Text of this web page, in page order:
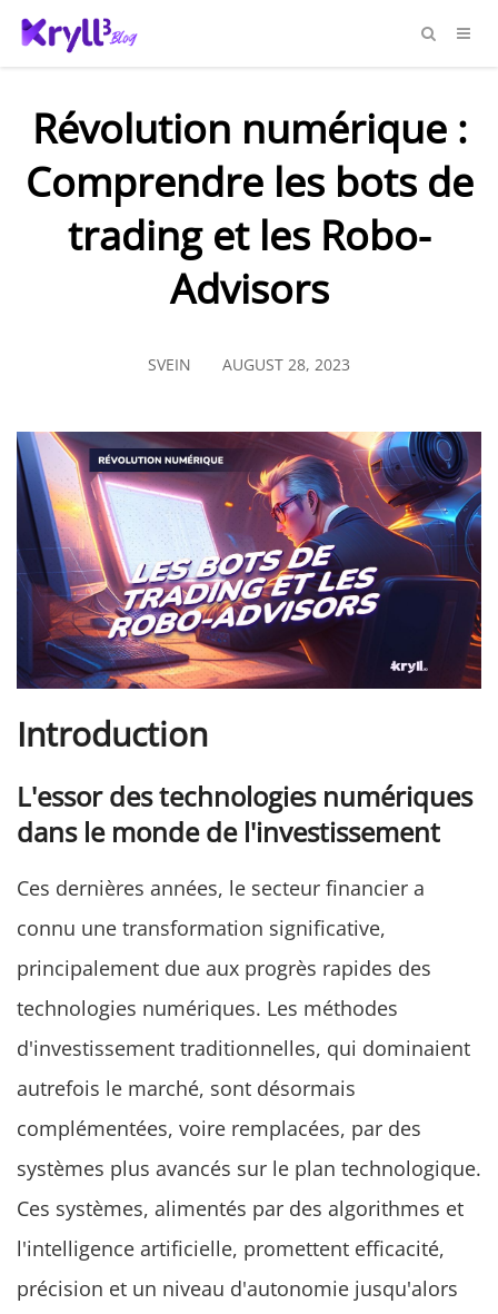
Révolution numérique :
Comprendre les bots de
trading et les Robo-
Advisors
SVEIN AUGUST 28, 2023
Introduction
L'essor des technologies numériques
dans le monde de l'investissement
Ces dernières années, le secteur financier a
connu une transformation significative,
principalement due aux progrès rapides des
technologies numériques. Les méthodes
d'investissement traditionnelles, qui dominaient
autrefois le marché, sont désormais
complémentées, voire remplacées, par des
systèmes plus avancés sur le plan technologique.
Ces systèmes, alimentés par des algorithmes et
l'intelligence artificielle, promettent efficacité,
précision et un niveau d'autonomie jusqu'alors